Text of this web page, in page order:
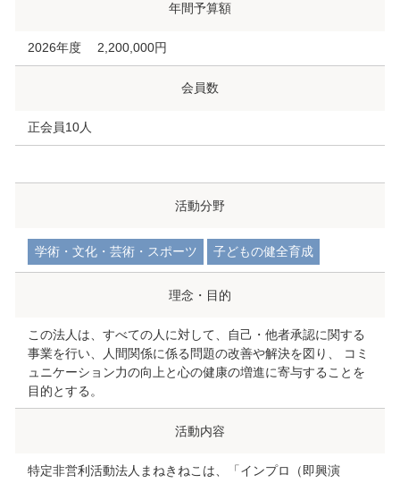
年間予算額
2026年度 2,200,000円
会員数
正会員10人
活動分野
学術・文化・芸術・スポーツ 子どもの健全育成
理念・目的
この法人は、すべての人に対して、自己・他者承認に関する
事業を行い、人間関係に係る問題の改善や解決を図り、 コミ
ュニケーション力の向上と心の健康の増進に寄与することを
目的とする。
活動内容
特定非営利活動法人まねきねこは、「インプロ（即興演